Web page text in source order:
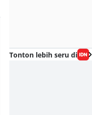
Tonton lebih seru di